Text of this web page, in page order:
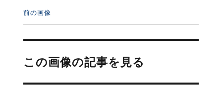
前の画像
投
ナ
ビ
ー
この画像の記事を見る